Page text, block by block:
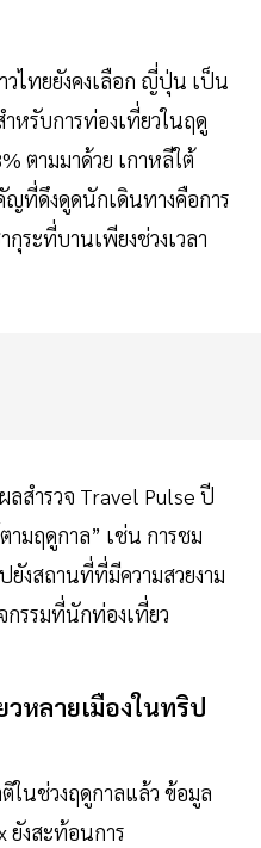
วไทยยังคงเลือก ญี่ปุ่น เป็น
หรับการท่องเที่ยวในฤดู
ตามมาด้วย เกาหลีใต้
ที่ดึงดูดนักเดินทางคือการ
ระที่บานเพียงช่วงเวลา
สำรวจ Travel Pulse ปี
มฤดูกาล” เช่น การชม
ยังสถานที่ที่มีความสวยงาม
กรรมที่นักท่องเที่ยว
หลายเมืองในทริป
ในช่วงฤดูกาลแล้ว ข้อมูล
ยังสะท้อนการ